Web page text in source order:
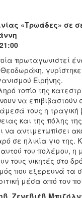
«Τρωάδες» σε
πρωταγωνιστεί
Θεοδωράκη,
Ειρήνης.
τοπίο της
να
τους η τραγική
και της πόλης
να αντιμετωπίσει
σε ηλικία γιο
αυτού του πολέμου,
τους νικητές στο
που εξερευνά τα
μέσα από τον
Ζενεβιέβ